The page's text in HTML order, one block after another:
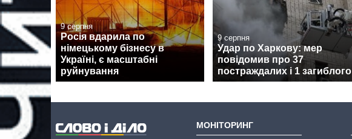
9 серпня
Росія вдарила по
німецькому бізнесу в
Україні, є масштабні
руйнування
9 серпня
Удар по Харкову: мер
повідомив про 37
постраждалих і 1 загиблого
МОНІТОРИНГ